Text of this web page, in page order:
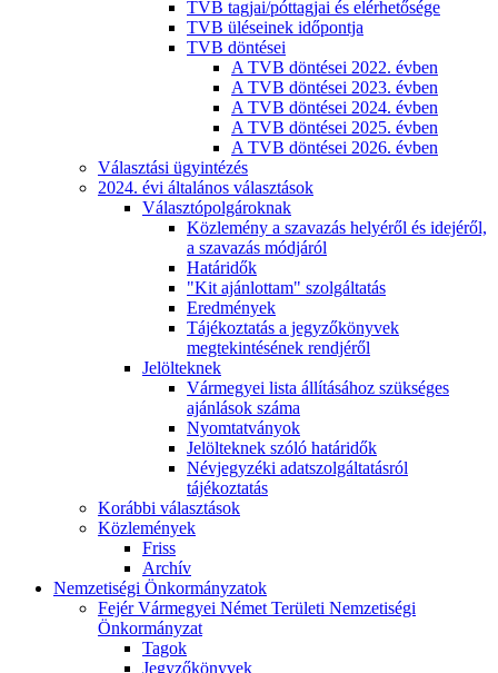
TVB tagjai/póttagjai és elérhetősége
TVB üléseinek időpontja
TVB döntései
A TVB döntései 2022. évben
A TVB döntései 2023. évben
A TVB döntései 2024. évben
A TVB döntései 2025. évben
A TVB döntései 2026. évben
Választási ügyintézés
2024. évi általános választások
Választópolgároknak
Közlemény a szavazás helyéről és idejéről,
a szavazás módjáról
Határidők
"Kit ajánlottam" szolgáltatás
Eredmények
Tájékoztatás a jegyzőkönyvek
megtekintésének rendjéről
Jelölteknek
Vármegyei lista állításához szükséges
ajánlások száma
Nyomtatványok
Jelölteknek szóló határidők
Névjegyzéki adatszolgáltatásról
tájékoztatás
Korábbi választások
Közlemények
Friss
Archív
Nemzetiségi Önkormányzatok
Fejér Vármegyei Német Területi Nemzetiségi
Önkormányzat
Tagok
Jegyzőkönyvek